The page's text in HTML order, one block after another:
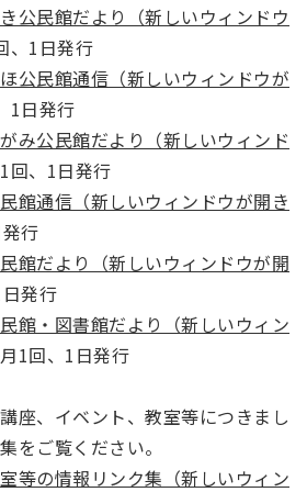
公民館だより（新しいウィンドウ
、1日発行
公民館通信（新しいウィンドウが
1日発行
み公民館だより（新しいウィンド
回、1日発行
館通信（新しいウィンドウが開き
行
館だより（新しいウィンドウが開
発行
館・図書館だより（新しいウィン
1回、1日発行
座、イベント、教室等につきまし
をご覧ください。
等の情報リンク集（新しいウィン